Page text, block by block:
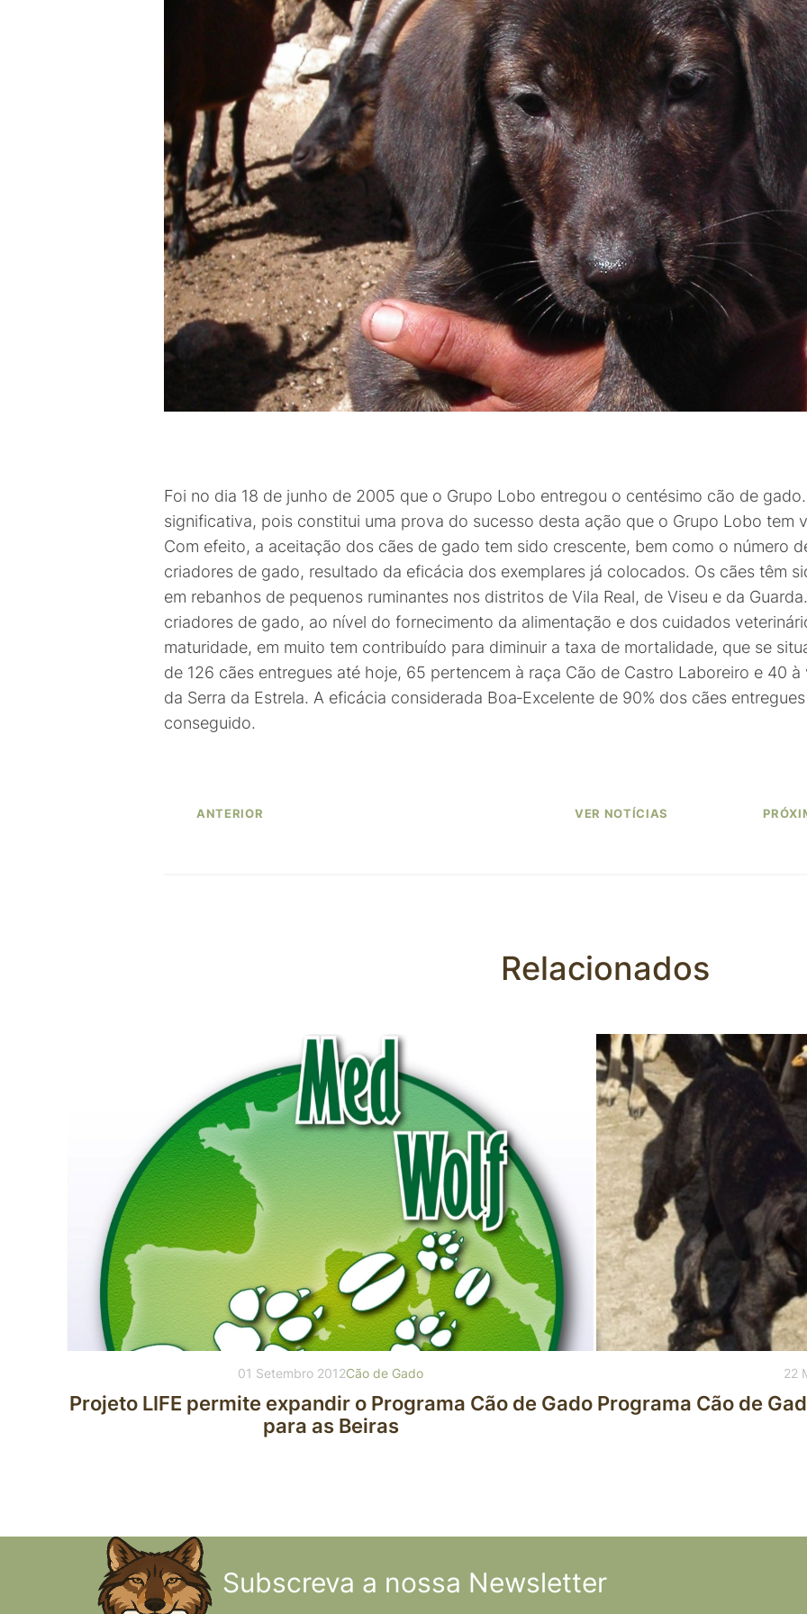
Foi no dia 18 de junho de 2005 que o Grupo Lobo entregou o centésimo cão de
significativa, pois constitui uma prova do sucesso desta ação que o Grupo Lobo tem
Com efeito, a aceitação dos cães de gado tem sido crescente, bem como o número
criadores de gado, resultado da eficácia dos exemplares já colocados. Os cães têm
em rebanhos de pequenos ruminantes nos distritos de Vila Real, de Viseu e da
criadores de gado, ao nível do fornecimento da alimentação e dos cuidados
maturidade, em muito tem contribuído para diminuir a taxa de mortalidade, que se
de 126 cães entregues até hoje, 65 pertencem à raça Cão de Castro Laboreiro e 40
da Serra da Estrela. A eficácia considerada Boa‑Excelente de 90% dos cães
conseguido.
ANTERIOR VER NOTÍCIAS
Relacionados
01 Setembro 2012Cão de Gado
Projeto LIFE permite expandir o Programa Cão de Gado
para as Beiras
22
Programa Cão de
Subscreva a nossa Newsletter